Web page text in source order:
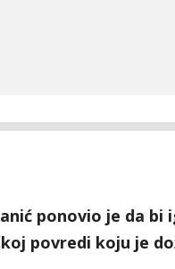
ponovio je da
povredi koju je